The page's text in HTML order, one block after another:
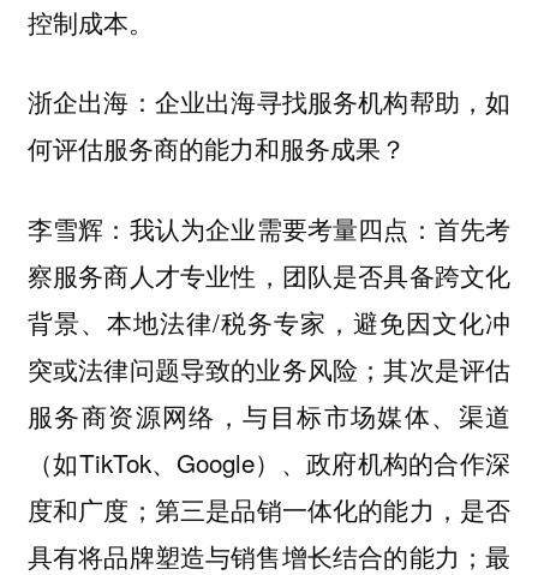
控制成本。
浙企出海： 企业出海寻找服务机构帮助，如
何评估服务商的能力和服务成果？
李雪辉： 我认为企业需要考量四点：首先考
察服务商人才专业性 ，团队是否具备跨文化
背景、本地法律/税务专家，避免因文化冲
突或法律问题导致的业务风险；其次是评估
服务商资源网络 ，与目标市场媒体、渠道
（如TikTok、Google）、政府机构的合作深
度和广度；第三是品销一体化的能力 ，是否
具有将品牌塑造与销售增长结合的能力；最